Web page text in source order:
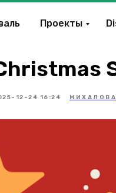
Проекты
12-24 16:24 МИХАЛОВА